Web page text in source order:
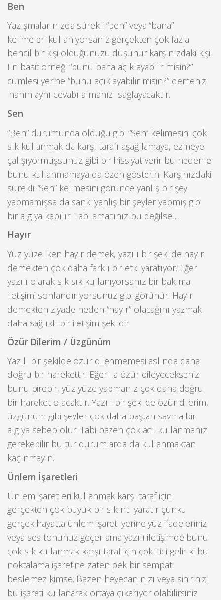
Ben
Yazışmalarınızda sürekli “ben” veya “bana”
kelimeleri kullanıyorsanız gerçekten çok fazla
bencil bir kişi olduğunuzu düşünür karşınızdaki kişi.
En basit örneği “bunu bana açıklayabilir misin?”
cümlesi yerine “bunu açıklayabilir misin?” demeniz
inanın aynı cevabı almanızı sağlayacaktır.
Sen
“Ben” durumunda olduğu gibi “Sen” kelimesini çok
sık kullanmak da karşı tarafı aşağılamaya, ezmeye
çalışıyormuşsunuz gibi bir hissiyat verir bu nedenle
bunu kullanmamaya da özen gösterin. Karşınızdaki
sürekli “Sen” kelimesini görünce yanlış bir şey
yapmamışsa da sanki yanlış bir şeyler yapmış gibi
bir algıya kapılır. Tabi amacınız bu değilse…
Hayır
Yüz yüze iken hayır demek, yazılı bir şekilde hayır
demekten çok daha farklı bir etki yaratıyor. Eğer
yazılı olarak sık sık kullanıyorsanız bir bakıma
iletişimi sonlandırıyorsunuz gibi görünür. Hayır
demekten ziyade neden “hayır” olacağını yazmak
daha sağlıklı bir iletişim şeklidir.
Özür Dilerim / Üzgünüm
Yazılı bir şekilde özür dilenmemesi aslında daha
doğru bir harekettir. Eğer ila özür dileyecekseniz
bunu birebir, yüz yüze yapmanız çok daha doğru
bir hareket olacaktır. Yazılı bir şekilde özür dilerim,
üzgünüm gibi şeyler çok daha baştan savma bir
algıya sebep olur. Tabi bazen çok acil kullanmanız
gerekebilir bu tür durumlarda da kullanmaktan
kaçınmayın.
Ünlem İşaretleri
Ünlem işaretleri kullanmak karşı taraf için
gerçekten çok büyük bir sıkıntı yaratır çünkü
gerçek hayatta ünlem işareti yerine yüz ifadeleriniz
veya ses tonunuz geçer ama yazılı iletişimde bunu
çok sık kullanmak karşı taraf için çok itici gelir ki bu
noktalama işaretine zaten pek bir sempati
beslemez kimse. Bazen heyecanınızı veya sinirinizi
bu işareti kullanarak ortaya çıkarıyor olabilirsiniz